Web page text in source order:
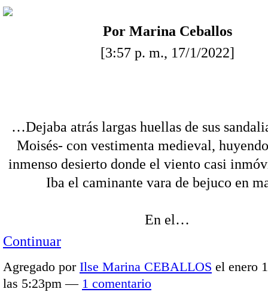
Por Marina Ceballos
[3:57 p. m., 17/1/2022]
…Dejaba atrás largas huellas de sus
Moisés- con vestimenta medieval,
inmenso desierto donde el viento casi
Iba el caminante vara de bejuco en
En el…
Continuar
Agregado por Ilse Marina CEBALLOS el enero
las 5:23pm — 1 comentario